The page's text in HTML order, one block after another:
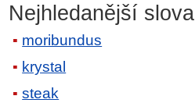
Nejhledanější slova
moribundus
krystal
steak